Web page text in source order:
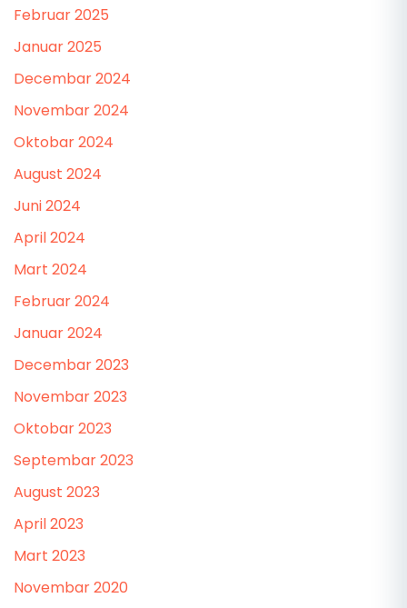
Februar 2025
Januar 2025
Decembar 2024
Novembar 2024
Oktobar 2024
August 2024
Juni 2024
April 2024
Mart 2024
Februar 2024
Januar 2024
Decembar 2023
Novembar 2023
Oktobar 2023
Septembar 2023
August 2023
April 2023
Mart 2023
Novembar 2020